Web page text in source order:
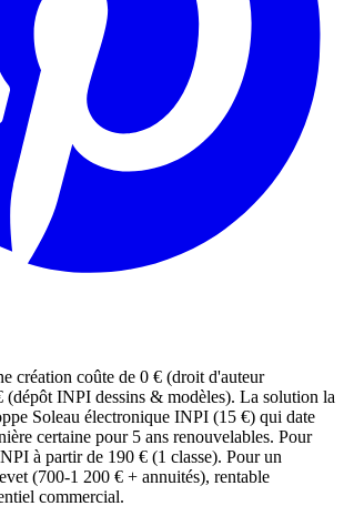
création coûte de 0 € (droit d'auteur
(dépôt INPI dessins & modèles). La solution la
Soleau électronique INPI (15 €) qui date
certaine pour 5 ans renouvelables. Pour
à partir de 190 € (1 classe). Pour un
(700-1 200 € + annuités), rentable
commercial.